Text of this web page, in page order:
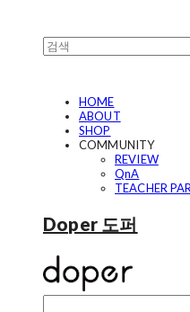
HOME
ABOUT
SHOP
COMMUNITY
REVIEW
QnA
TEACHER
Doper 도퍼